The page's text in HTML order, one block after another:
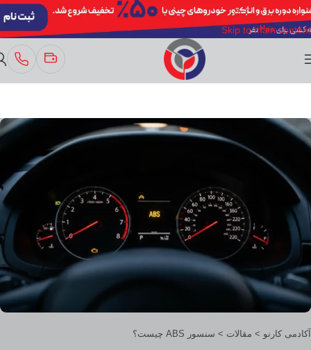
Skip to navigation
Skip to main content
آکادمی کارنو > مقالات > سنسور ABS چیست؟